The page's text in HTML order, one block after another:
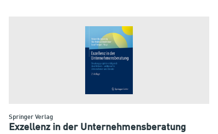
Springer Verlag
Exzellenz in der Unternehmensberatung